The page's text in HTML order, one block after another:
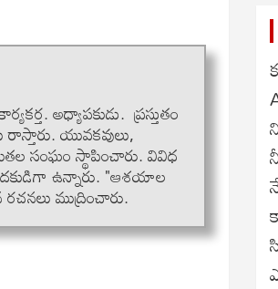
అధ్యాపకుడు. ప్రస్తుతం
యువకవులు,
సంఘం స్థాపించారు. వివిధ
ఉన్నారు. "ఆశయాల
ముద్రించారు.